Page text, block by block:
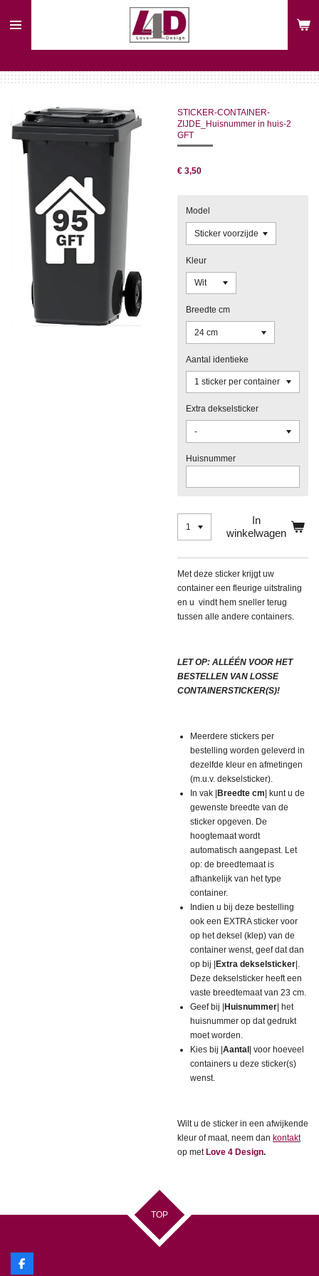
direct
hoofdinhoud
STICKER-CONTAINER-
ZIJDE_Huisnummer in huis-2
GFT
€ 3,50
Model
Kleur
Breedte cm
Aantal identieke
Extra dekselsticker
Huisnummer
In
winkelwagen
Met deze sticker krijgt uw
container een fleurige uitstraling
en u vindt hem sneller terug
tussen alle andere containers.
LET OP: ALLÉÉN VOOR HET
BESTELLEN VAN LOSSE
CONTAINERSTICKER(S)!
Meerdere stickers per
bestelling worden geleverd in
dezelfde kleur en afmetingen
(m.u.v. dekselsticker).
In vak | Breedte cm | kunt u de
gewenste breedte van de
sticker opgeven. De
hoogtemaat wordt
automatisch aangepast. Let
op: de breedtemaat is
afhankelijk van het type
container.
Indien u bij deze bestelling
ook een EXTRA sticker voor
op het deksel (klep) van de
container wenst, geef dat dan
op bij |
Extra dekselsticker |.
Deze dekselsticker heeft een
vaste breedtemaat van 23 cm.
Geef bij |
Huisnummer | het
huisnummer op dat gedrukt
moet worden.
Kies bij | Aantal
| voor hoeveel
containers u deze sticker(s)
wenst.
Wilt u de sticker in een afwijkende
kleur of maat, neem dan kontakt
op met Love 4 Design.
TOP
F